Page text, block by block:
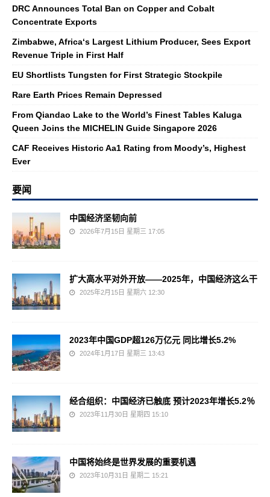
DRC Announces Total Ban on Copper and Cobalt
Concentrate Exports
Zimbabwe, Africa‘s Largest Lithium Producer, Sees Export
Revenue Triple in First Half
EU Shortlists Tungsten for First Strategic Stockpile
Rare Earth Prices Remain Depressed
From Qiandao Lake to the World’s Finest Tables Kaluga
Queen Joins the MICHELIN Guide Singapore 2026
CAF Receives Historic Aa1 Rating from Moody’s, Highest
Ever
要闻
中国经济坚韧向前
2026年7月15日 星期三 17:05
扩大高水平对外开放——2025年，中国经济这么干
2025年2月15日 星期六 12:30
2023年中国GDP超126万亿元 同比增长5.2%
2024年1月17日 星期三 13:43
经合组织：中国经济已触底 预计2023年增长5.2％
2023年11月30日 星期四 15:10
中国将始终是世界发展的重要机遇
2023年10月31日 星期二 15:21